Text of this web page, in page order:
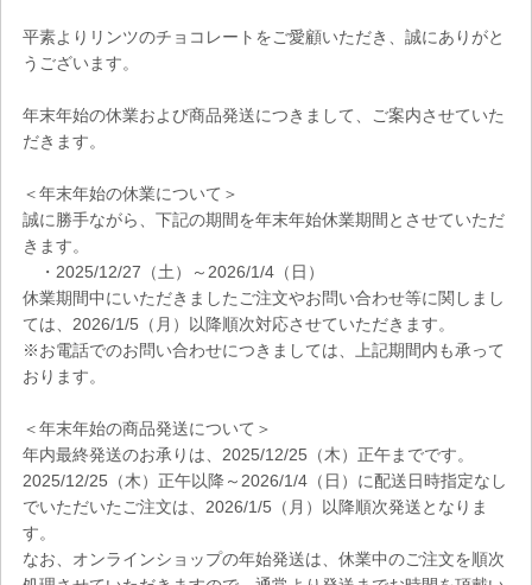
平素よりリンツのチョコレートをご愛顧いただき、誠にありがと
うございます。
年末年始の休業および商品発送につきまして、ご案内させていた
だきます。
＜年末年始の休業について＞
誠に勝手ながら、下記の期間を年末年始休業期間とさせていただ
きます。
・2025/12/27（土）～2026/1/4（日）
休業期間中にいただきましたご注文やお問い合わせ等に関しまし
ては、2026/1/5（月）以降順次対応させていただきます。
※お電話でのお問い合わせにつきましては、上記期間内も承って
おります。
＜年末年始の商品発送について＞
年内最終発送のお承りは、2025/12/25（木）正午までです。
2025/12/25（木）正午以降～2026/1/4（日）に配送日時指定なし
でいただいたご注文は、2026/1/5（月）以降順次発送となりま
す。
なお、オンラインショップの年始発送は、休業中のご注文を順次